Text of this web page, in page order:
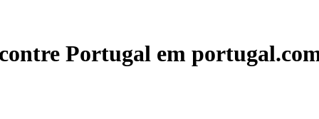
Portugal em